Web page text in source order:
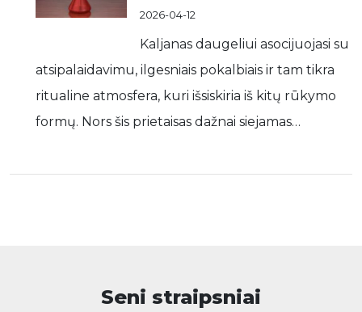
2026-04-12
Kaljanas daugeliui asocijuojasi su
atsipalaidavimu, ilgesniais pokalbiais ir tam tikra
ritualine atmosfera, kuri išsiskiria iš kitų rūkymo
formų. Nors šis prietaisas dažnai siejamas…
Seni straipsniai